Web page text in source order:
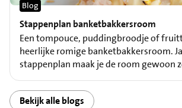
Stappenplan banketbakkersroom
Blog
Een tompouce, puddingbroodje of
heerlijke romige banketbakkersroom.
stappenplan maak je de room gewoon
Bekijk alle blogs